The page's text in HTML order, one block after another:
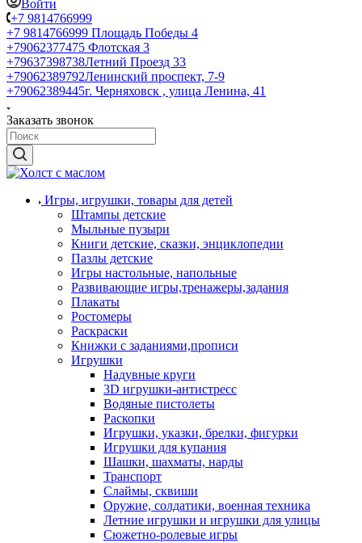
Войти
+7 9814766999
+7 9814766999 Площадь Победы 4
+79062377475 Флотская 3
+79637398738Летний Проезд 33
+79062389792Ленинский проспект, 7-9
+79062389445г. Черняховск , улица Ленина, 41
Заказать звонок
Игры, игрушки, товары для детей
Штампы детские
Мыльные пузыри
Книги детские, сказки, энциклопедии
Пазлы детские
Игры настольные, напольные
Развивающие игры,тренажеры,задания
Плакаты
Ростомеры
Раскраски
Книжки с заданиями,прописи
Игрушки
Надувные круги
3D игрушки-антистресс
Водяные пистолеты
Раскопки
Игрушки, указки, брелки, фигурки
Игрушки для купания
Шашки, шахматы, нарды
Транспорт
Слаймы, сквиши
Оружие, солдатики, военная техника
Летние игрушки и игрушки для улицы
Сюжетно-ролевые игры